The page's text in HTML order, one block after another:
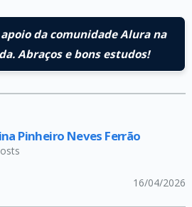
da comunidade Alura na
Abraços e bons estudos!
Pinheiro Neves Ferrão
16/04/2026